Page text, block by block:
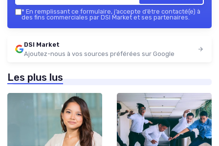
* En remplissant ce formulaire, j’accepte d’être contacté(e) à
des fins commerciales par DSI Market et ses partenaires.
DSI Market
Ajoutez-nous à vos sources préférées sur Google
Les plus lus